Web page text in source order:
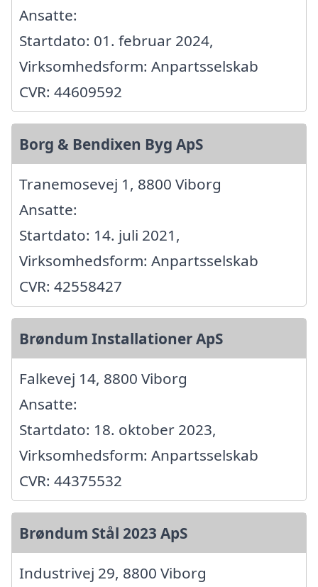
Ansatte:
Startdato: 01. februar 2024,
Virksomhedsform: Anpartsselskab
CVR: 44609592
Borg & Bendixen Byg ApS
Tranemosevej 1, 8800 Viborg
Ansatte:
Startdato: 14. juli 2021,
Virksomhedsform: Anpartsselskab
CVR: 42558427
Brøndum Installationer ApS
Falkevej 14, 8800 Viborg
Ansatte:
Startdato: 18. oktober 2023,
Virksomhedsform: Anpartsselskab
CVR: 44375532
Brøndum Stål 2023 ApS
Industrivej 29, 8800 Viborg